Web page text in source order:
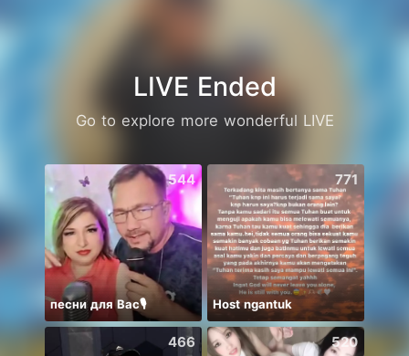
LIVE Ended
Go to explore more wonderful LIVE
544
песни для Вас🎙️
771
Host ngantuk
466 520